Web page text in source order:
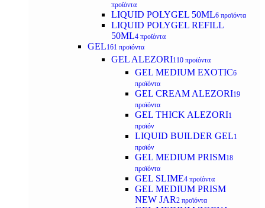
προϊόντα
LIQUID POLYGEL 50ML6 προϊόντα
LIQUID POLYGEL REFILL
50ML4 προϊόντα
GEL161 προϊόντα
GEL ALEZORI110 προϊόντα
GEL MEDIUM EXOTIC6
προϊόντα
GEL CREAM ALEZORI19
προϊόντα
GEL THICK ALEZORI1
προϊόν
LIQUID BUILDER GEL1
προϊόν
GEL MEDIUM PRISM18
προϊόντα
GEL SLIME4 προϊόντα
GEL MEDIUM PRISM
NEW JAR2 προϊόντα